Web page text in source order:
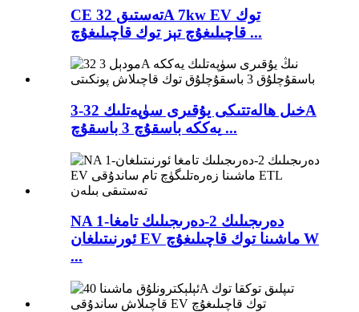
CE تەستىق 32A 7kw EV توك
قاچىلىغۇچ تېز توك قاچىلىغۇچ ...
3-خىل ھالەتتىكى يۇقىرى سۈپەتلىك 32A
يەككە باسقۇچ 3 باسقۇچ ...
NA 1-دەرىجىلىك 2-دەرىجىلىك تامغا
ئورنىتىلغان EV ماشىنا توك قاچىلىغۇچ W
...